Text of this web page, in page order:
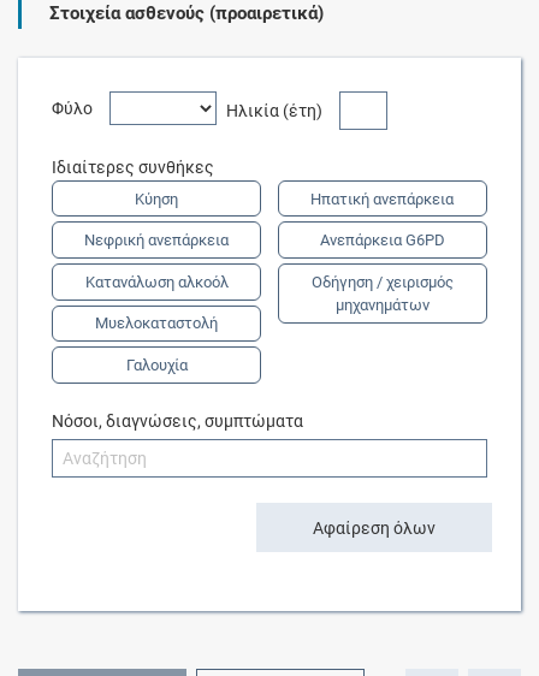
Στοιχεία ασθενούς (προαιρετικά)
Φύλο Ηλικία (έτη)
Ιδιαίτερες συνθήκες
Κύηση
Νεφρική ανεπάρκεια
Κατανάλωση αλκοόλ
Μυελοκαταστολή
Γαλουχία
Ηπατική ανεπάρκεια
Ανεπάρκεια G6PD
Οδήγηση / χειρισμός
μηχανημάτων
Νόσοι, διαγνώσεις, συμπτώματα
Αφαίρεση όλων